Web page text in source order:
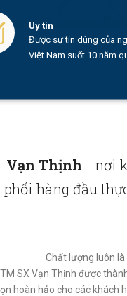
Uy tín
Được sự tin dùng của
Việt Nam suốt 10 năm
Vạn Thịnh - nơi
phối hàng đầu
Chất lượng luôn
TM SX Vạn Thịnh được
hoàn hảo cho các khách